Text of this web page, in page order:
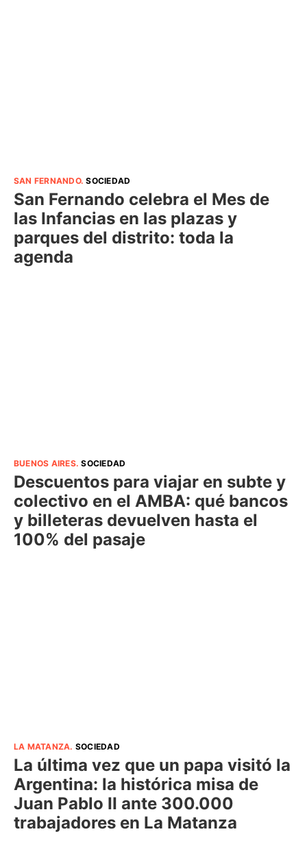
SAN FERNANDO.SOCIEDAD
San Fernando celebra el Mes de
las Infancias en las plazas y
parques del distrito: toda la
agenda
BUENOS AIRES.SOCIEDAD
Descuentos para viajar en subte y
colectivo en el AMBA: qué bancos
y billeteras devuelven hasta el
100% del pasaje
LA MATANZA. SOCIEDAD
La última vez que un papa visitó la
Argentina: la histórica misa de
Juan Pablo II ante 300.000
trabajadores en La Matanza